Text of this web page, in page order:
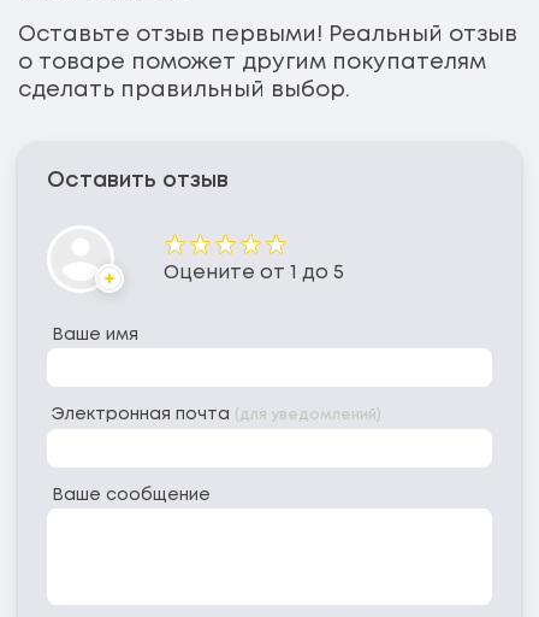
Оставьте отзыв первыми! Реальный отзыв
о товаре поможет другим покупателям
сделать правильный выбор.
Оставить отзыв
Аватар
Оценка
Оцените от 1 до 5
Ваше имя
Электронная почта (для уведомлений)
Ваше сообщение